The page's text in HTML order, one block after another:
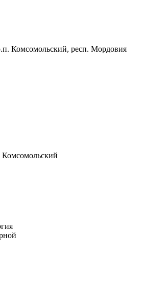
Комсомольский, респ. Мордовия